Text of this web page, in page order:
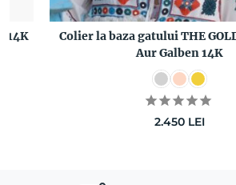
14K
Colier la baza gatului THE
Aur Galben 14K
2.450 LEI